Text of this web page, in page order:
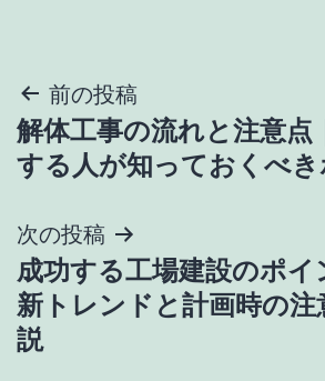
投
稿
ビ
ゲ
ー
前の投稿
解体工事の流れと注意点
する人が知っておくべき
次の投稿
成功する工場建設のポ
新トレンドと計画時の注
説